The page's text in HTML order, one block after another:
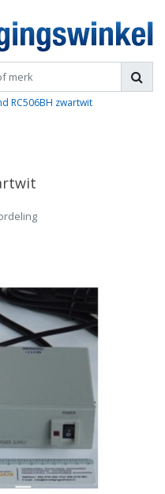
RC506BH zwartwit